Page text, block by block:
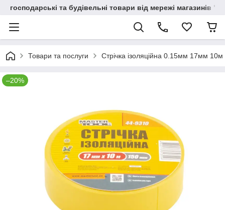
господарські та будівельні товари від мережі магазинів
Товари та послуги Стрічка ізоляційна 0.15мм 17мм
–20%